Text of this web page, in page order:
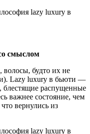
смыслом
будто их не
Lazy luxury в бьюти —
блестящие распущенные
важнее состояние, чем
вернулись из